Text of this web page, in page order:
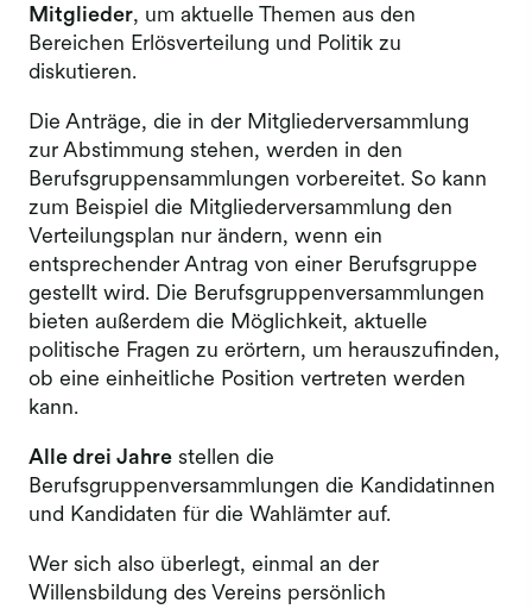
Mitglieder, um aktuelle Themen aus den
Bereichen Erlösverteilung und Politik zu
diskutieren.
Die Anträge, die in der Mitgliederversammlung
zur Abstimmung stehen, werden in den
Berufsgruppensammlungen vorbereitet. So kann
zum Beispiel die Mitgliederversammlung den
Verteilungsplan nur ändern, wenn ein
entsprechender Antrag von einer Berufsgruppe
gestellt wird. Die Berufsgruppenversammlungen
bieten außerdem die Möglichkeit, aktuelle
politische Fragen zu erörtern, um herauszufinden,
ob eine einheitliche Position vertreten werden
kann.
Alle drei Jahre stellen die
Berufsgruppenversammlungen die Kandidatinnen
und Kandidaten für die Wahlämter auf.
Wer sich also überlegt, einmal an der
Willensbildung des Vereins persönlich